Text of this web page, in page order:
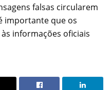
falsas circularem
importante que os
informações oficiais